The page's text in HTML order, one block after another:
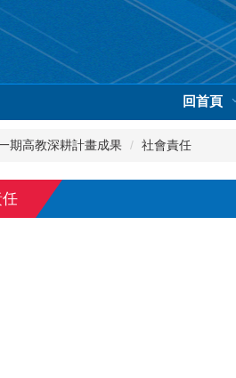
回首頁
期高教深耕計畫成果 社會責任